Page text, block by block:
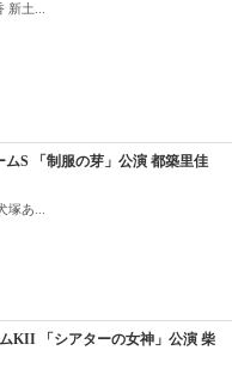
土...
ムS 「制服の芽」公演 都築里佳
あ...
KII 「シアターの女神」公演 柴